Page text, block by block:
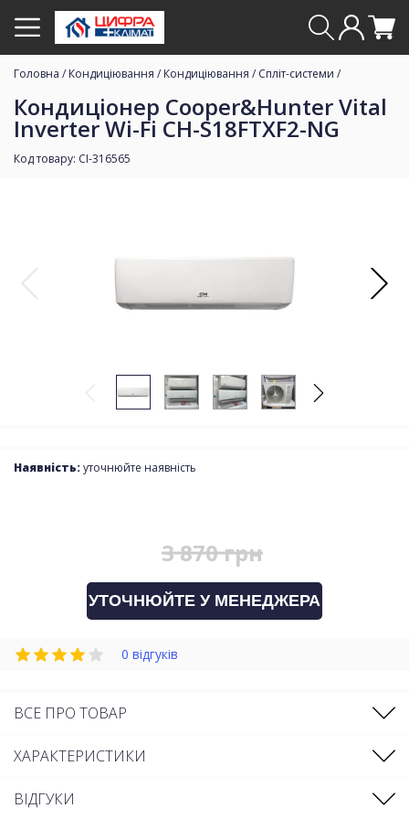
Головна / Кондиціювання / Кондиціювання / Спліт-системи /
Кондиціонер Cooper&Hunter Vital
Inverter Wi-Fi CH-S18FTXF2-NG
Код товару: CI-316565
Наявність:уточнюйте наявність
3 870 грн
УТОЧНЮЙТЕ У МЕНЕДЖЕРА
0 відгуків
ВСЕ ПРО ТОВАР
ХАРАКТЕРИСТИКИ
ВІДГУКИ